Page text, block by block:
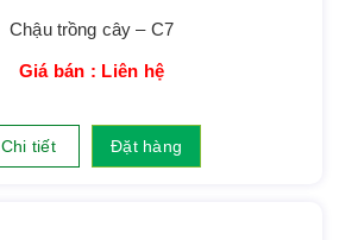
Chậu trồng cây – C7
Giá bán : Liên hệ
Chi tiết Đặt hàng